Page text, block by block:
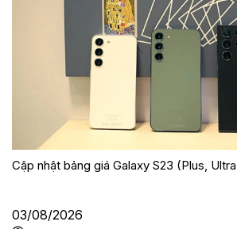
Cập nhật bảng giá Galaxy S23 (Plus,
03/08/2026